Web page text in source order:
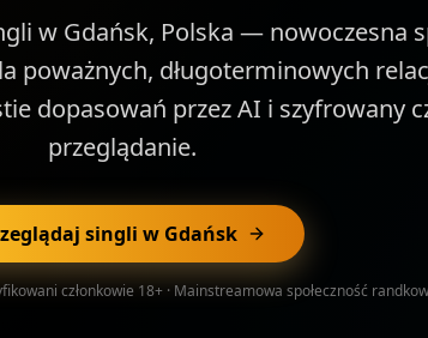
w Gdańsk, Polska — nowoczesna
poważnych, długoterminowych
dopasowań przez AI i szyfrowany
przeglądanie.
singli w Gdańsk
członkowie 18+ · Mainstreamowa społeczność